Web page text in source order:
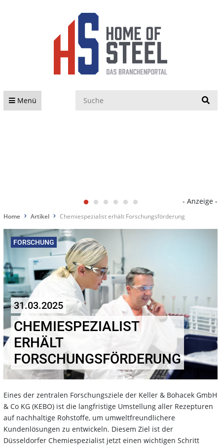
Menü
- Anzeige -
Home Artikel Chemiespezialist erhält Forschungsförderung
FORSCHUNG
31.03.2025
CHEMIESPEZIALIST
ERHÄLT
FORSCHUNGSFÖRDERUNG
Eines der zentralen Forschungsziele der Keller & Bohacek GmbH
& Co KG (KEBO) ist die langfristige Umstellung aller Rezepturen
auf nachhaltige Rohstoffe, um umweltfreundlichere
Kundenlösungen zu entwickeln. Diesem Ziel ist der
Düsseldorfer Chemiespezialist jetzt einen wichtigen Schritt